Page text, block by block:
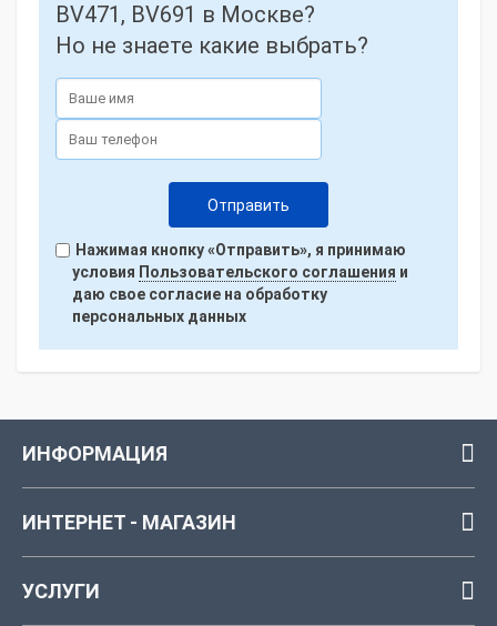
BV471, BV691 в Москве?
Но не знаете какие выбрать?
Нажимая кнопку «Отправить», я принимаю
условия Пользовательского соглашения и
даю свое согласие на обработку
персональных данных
ИНФОРМАЦИЯ
ИНТЕРНЕТ - МАГАЗИН
УСЛУГИ